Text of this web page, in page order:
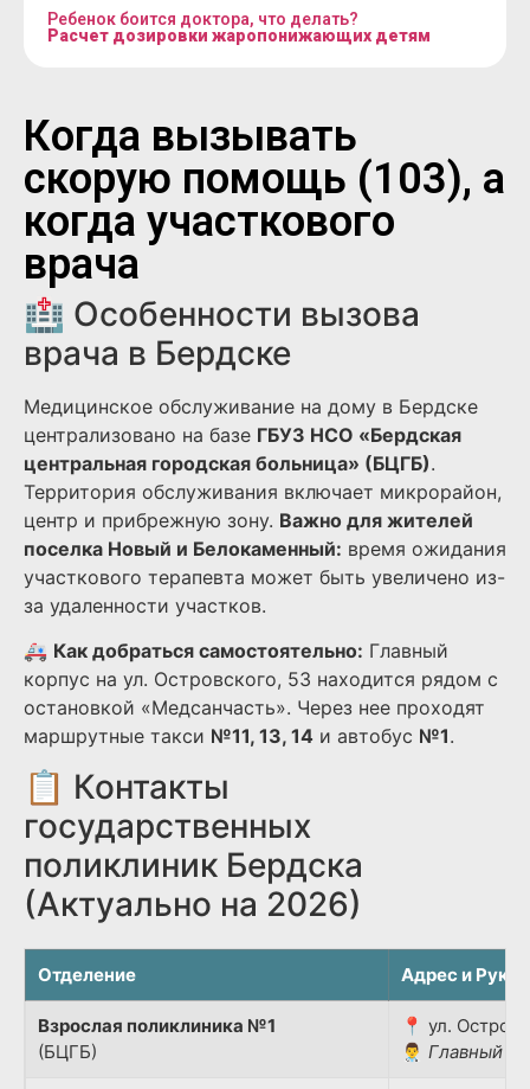
Ребенок боится доктора, что делать?
Расчет дозировки жаропонижающих детям
Когда вызывать
скорую помощь (103), а
когда участкового
врача
🏥 Особенности вызова
врача в Бердске
Медицинское обслуживание на дому в Бердске
централизовано на базе ГБУЗ НСО «Бердская
центральная городская больница» (БЦГБ).
Территория обслуживания включает микрорайон,
центр и прибрежную зону. Важно для жителей
поселка Новый и Белокаменный: время ожидания
участкового терапевта может быть увеличено из-
за удаленности участков.
🚑 Как добраться самостоятельно: Главный
корпус на ул. Островского, 53 находится рядом с
остановкой «Медсанчасть». Через нее проходят
маршрутные такси №11, 13, 14 и автобус №1.
📋 Контакты
государственных
поликлиник Бердска
(Актуально на 2026)
Отделение Адрес и
Взрослая поликлиника №1
(БЦГБ)
📍 ул.
👨‍⚕️ Главный